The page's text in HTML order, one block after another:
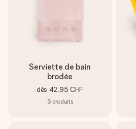
Serviette de bain
brodée
dès 42.95 CHF
6 produits